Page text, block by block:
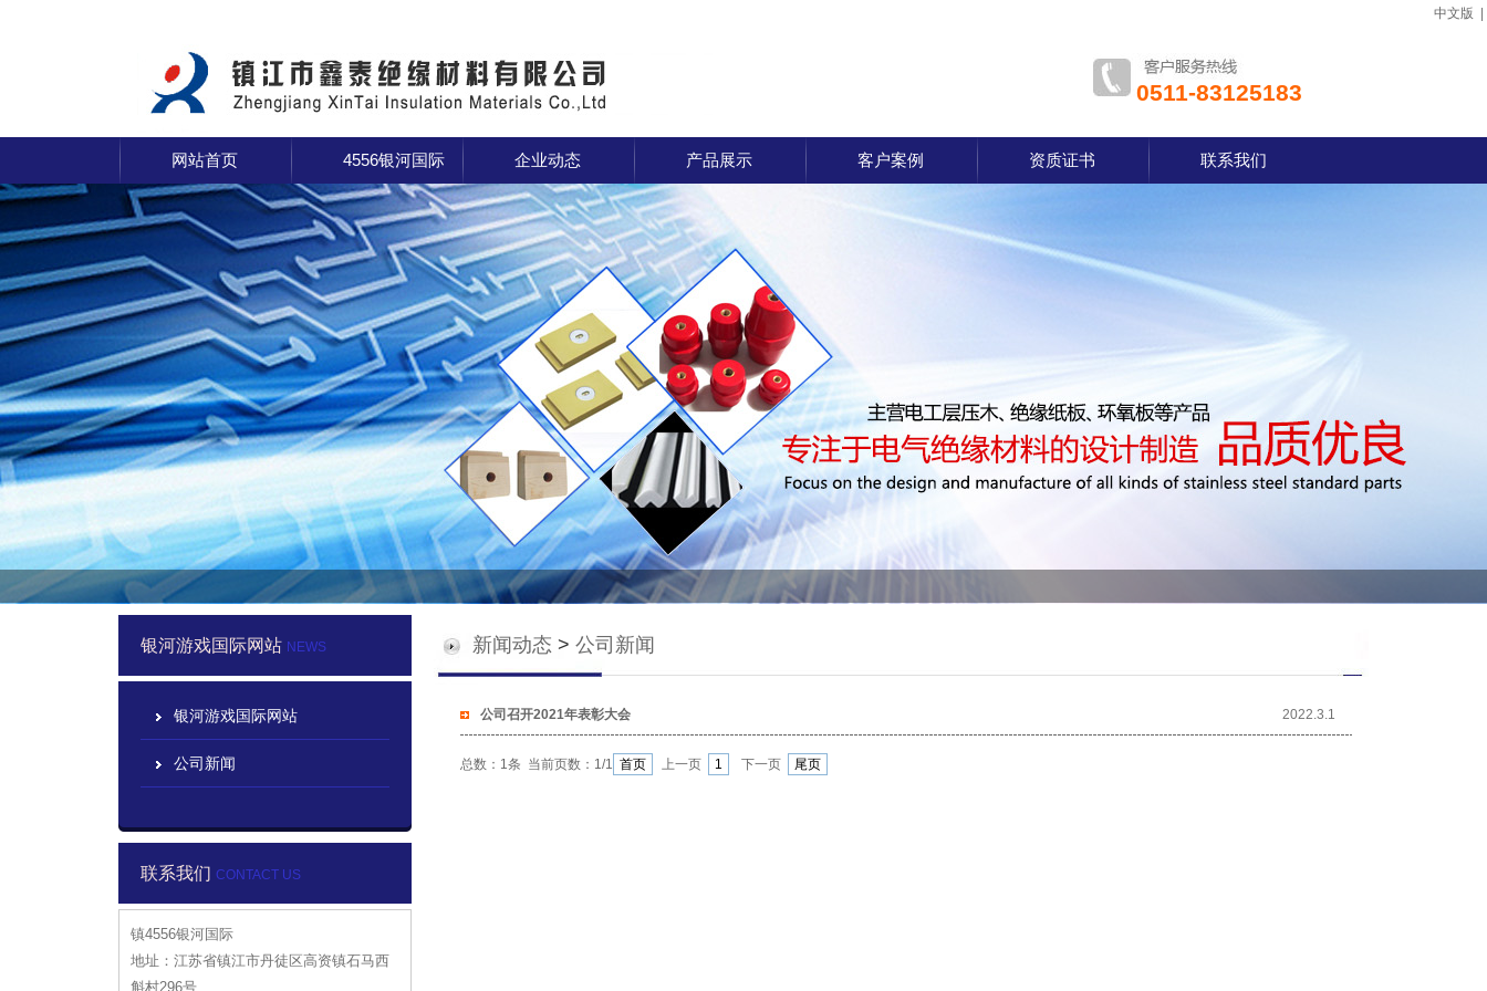
中文版
0511-83125183
网站首页 4556银河国际 企业动态 产品展示 客户案例 资质证书 联系我们
银河游戏国际网站 NEWS
银河游戏国际网站
公司新闻
联系我们 CONTACT US
镇4556银河国际
地址：江苏省镇江市丹徒区高资镇石马西
斛村296号
新闻动态 > 公司新闻
公司召开2021年表彰大会 2022.3.1
总数：1条 当前页数： 1/1 首页 上一页 1 下一页 尾页